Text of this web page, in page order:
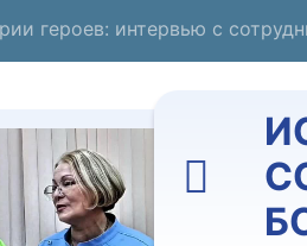
героев: интервью с